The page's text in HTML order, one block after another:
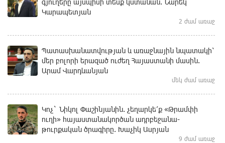
գյուղերը այսպիսի տեսք կստանան. Նարեկ
Կարապետյան
2 ժամ առաջ
Պատասխանատվության և առաջնային նպատակի՝
մեր բոլորի երազած ուժեղ Հայաստանի մասին.
Արամ Վարդևանյան
մեկ ժամ առաջ
Կոչ` Նիկոլ Փաշինյանին. չեղարկե՛ք «Թրամփի
ուղի» հայաստանակործան ադրբեջանա-
թուրքական ծրագիրը. Խաչիկ Ասրյան
9 ժամ առաջ